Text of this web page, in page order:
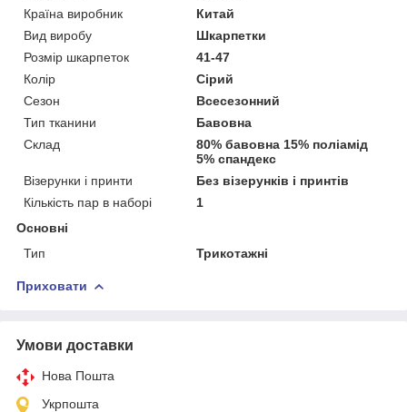
Країна виробник
Китай
Вид виробу
Шкарпетки
Розмір шкарпеток
41-47
Колір
Сірий
Сезон
Всесезонний
Тип тканини
Бавовна
Склад
80% бавовна 15% поліамід
5% спандекс
Візерунки і принти
Без візерунків і принтів
Кількість пар в наборі
1
Основні
Тип
Трикотажні
Приховати
Умови доставки
Нова Пошта
Укрпошта